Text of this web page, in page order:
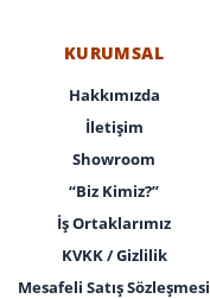
KURUMSAL
Hakkımızda
İletişim
Showroom
“Biz Kimiz?”
İş Ortaklarımız
KVKK / Gizlilik
Mesafeli Satış Sözleşmesi